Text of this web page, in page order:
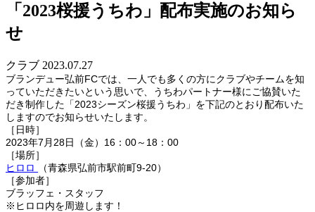
「2023桜援うちわ」配布実施のお知ら
せ
クラブ 2023.07.27
ブランデュー弘前FCでは、一人でも多くの方にクラブやチームを知
っていただきたいという思いで、うちわパートナー様にご協賛いた
だき制作した「2023シーズン桜援うちわ」を下記のとおり配布いた
しますのでお知らせいたします。
［日時］
2023年7月28日（金）16：00～18：00
［場所］
ヒロロ
（青森県弘前市駅前町9-20）
［参加者］
ブラッフェ・スタッフ
※ヒロロ内を周遊します！